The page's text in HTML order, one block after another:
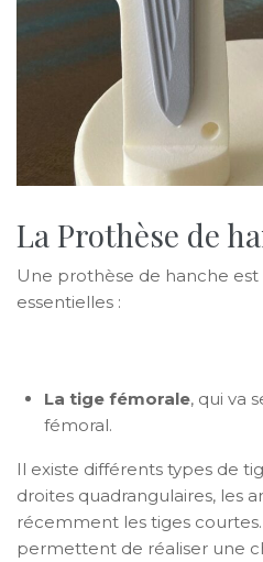
La Prothèse de
Une prothèse de hanche
essentielles :
La tige fémorale, qui va
fémoral.
Il existe différents types de
droites quadrangulaires, les
récemment les tiges courtes.
permettent de réaliser une